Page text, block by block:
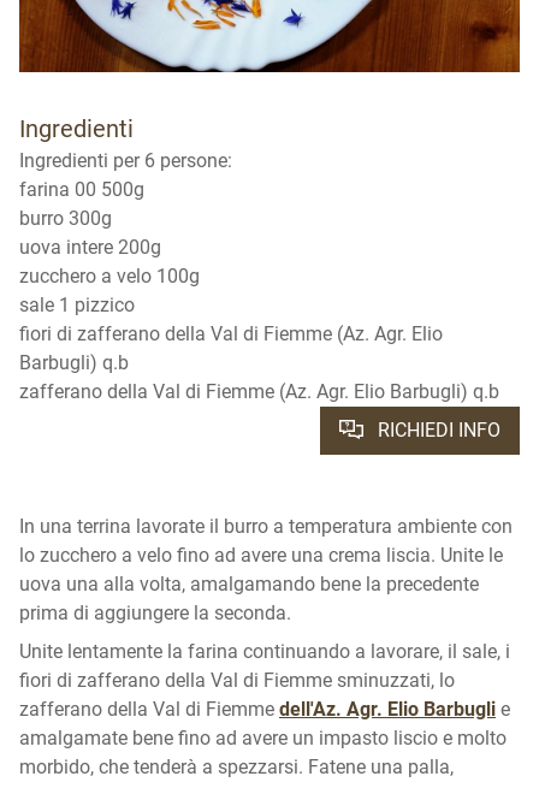
Ingredienti
Ingredienti per 6 persone:
farina 00 500g
burro 300g
uova intere 200g
zucchero a velo 100g
sale 1 pizzico
fiori di zafferano della Val di Fiemme (Az. Agr. Elio
Barbugli) q.b
zafferano della Val di Fiemme (Az. Agr. Elio Barbugli) q.b
RICHIEDI INFO
In una terrina lavorate il burro a temperatura ambiente con
lo zucchero a velo fino ad avere una crema liscia. Unite le
uova una alla volta, amalgamando bene la precedente
prima di aggiungere la seconda.
Unite lentamente la farina continuando a lavorare, il sale, i
fiori di zafferano della Val di Fiemme sminuzzati, lo
zafferano della Val di Fiemme dell'Az. Agr. Elio Barbugli e
amalgamate bene fino ad avere un impasto liscio e molto
morbido, che tenderà a spezzarsi. Fatene una palla,